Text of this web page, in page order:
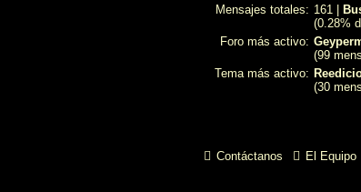
Mensajes totales: 161 |
(0.28%
Foro más activo:
(99
Tema más activo:
(30
El Equipo
Contáctanos